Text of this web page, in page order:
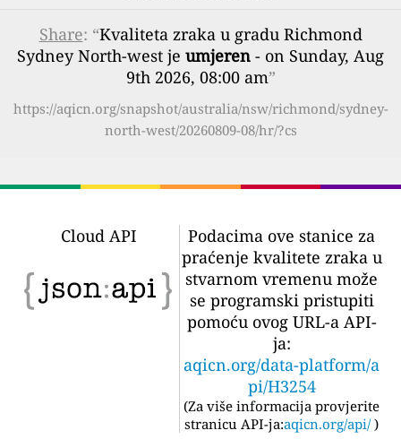
Share: “Kvaliteta zraka u gradu Richmond
Sydney North-west je umjeren - on Sunday, Aug
9th 2026, 08:00 am”
https://aqicn.org/snapshot/australia/nsw/richmond/sydney-
north-west/20260809-08/hr/?cs
Cloud API
Podacima ove stanice za
praćenje kvalitete zraka u
stvarnom vremenu može
se programski pristupiti
pomoću ovog URL-a API-
ja:
aqicn.org/data-platform/a
pi/H3254
(Za više informacija provjerite
stranicu API-ja:aqicn.org/api/ )